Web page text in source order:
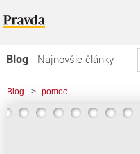
Blog
Najnovšie články
Najčítanejšie články
Najkomentovanejšie články
Blog > pomoc
> Vysvetlenie toho, čo opozícia